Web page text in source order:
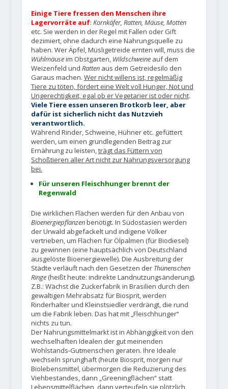
Einige Tiere fressen den Menschen ihre
Lagervorräte auf: Kornkäfer, Ratten, Mäuse, Motten
etc. Sie werden in der Regel mit Fallen oder Gift
dezimiert, ohne dadurch eine Nahrungsquelle zu
haben. Wer Äpfel, Müsligetreide ernten will, muss die
Wühlmäuseim Obstgarten, Wildschweineauf dem
Weizenfeld und Rattenaus dem Getreidesilo den
Garaus machen. Wer nicht willens ist, regelmäßig
Tiere zu töten, fördert eine Welt voll Hunger, Not und
Ungerechtigkeit, egal ob er Vegetarier ist oder nicht.
Viele Tiere essen unseren Brotkorb leer, aber
dafür ist sicherlich nicht das Nutzvieh
verantwortlich.
Während Rinder, Schweine, Hühner etc. gefüttert
werden, um einen grundlegenden Beitrag zur
Ernährung zu leisten,trägt das Füttern von
Schoßtieren aller Art nicht zur Nahrungsversorgung
bei.
Für unseren Fleischhunger brennt der
Regenwald
Die wirklichen Flächen werden für den Anbau von
Bioenergiepflanzenbenötigt. In Südostasien werden
der Urwald abgefackelt und indigene Völker
vertrieben, um Flächen für Ölpalmen (für Biodiesel)
zu gewinnen (eine hauptsächlich von Deutschland
ausgelöste Bioenergiewelle). Die Ausbreitung der
Städte verläuft nach den Gesetzen der Thünenschen
Ringe(heißt heute: indirekte Landnutzungsänderung).
Z.B.: Wächst die Zuckerfabrik in Brasilien durch den
gewaltigen Mehrabsatz für Biosprit, werden
Rinderhalter und Kleinstsiedler verdrängt, die rund
um die Fabrik leben. Das hat mit „Fleischhunger“
nichts zu tun.
Der Nahrungsmittelmarkt ist in Abhängigkeit von den
wechselhaften Idealen der gut meinenden
Wohlstands-Gutmenschen geraten. Ihre Ideale
wechseln sprunghaft (heute Biosprit, morgen nur
Biolebensmittel, übermorgen die Reduzierung des
Viehbestandes, dann „Greeningflächen“ statt
Lebensmittelflächen, dann verteufeln sie plötzlich